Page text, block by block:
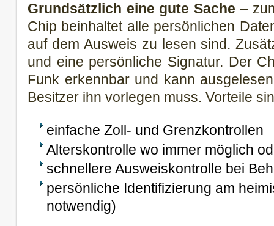
Grundsätzlich eine gute Sache –
Chip beinhaltet alle persönlichen
auf dem Ausweis zu lesen sind.
und eine persönliche Signatur. Der
Funk erkennbar und kann
Besitzer ihn vorlegen muss. Vorteile
einfache Zoll- und Grenzkontrollen
Alterskontrolle wo immer möglich
schnellere Ausweiskontrolle bei
persönliche Identifizierung am
notwendig)